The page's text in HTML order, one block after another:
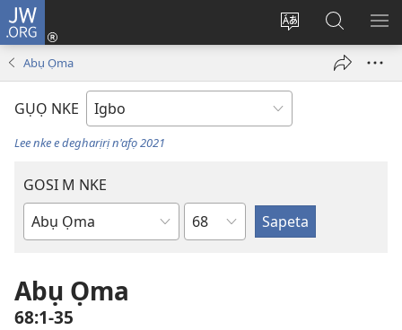
JW.ORG
Gbanwee
Banye
(ga-
ebe
gụọ
ya)
Chọọ
Ihe
na
Abụ Ọma
GỤỌ NKE
Lee nke e degharịrị n'afọ 2021
GOSI M NKE
Akwụkwọ
Isiokwu
Abụ Ọma
68:1-35